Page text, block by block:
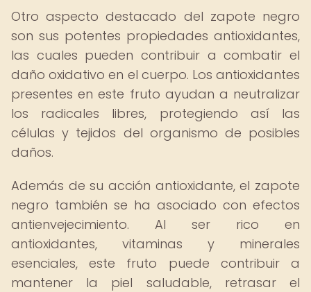
Otro aspecto destacado del zapote negro
son sus potentes propiedades antioxidantes,
las cuales pueden contribuir a combatir el
daño oxidativo en el cuerpo. Los antioxidantes
presentes en este fruto ayudan a neutralizar
los radicales libres, protegiendo así las
células y tejidos del organismo de posibles
daños.
Además de su acción antioxidante, el zapote
negro también se ha asociado con efectos
antienvejecimiento. Al ser rico en
antioxidantes, vitaminas y minerales
esenciales, este fruto puede contribuir a
mantener la piel saludable, retrasar el